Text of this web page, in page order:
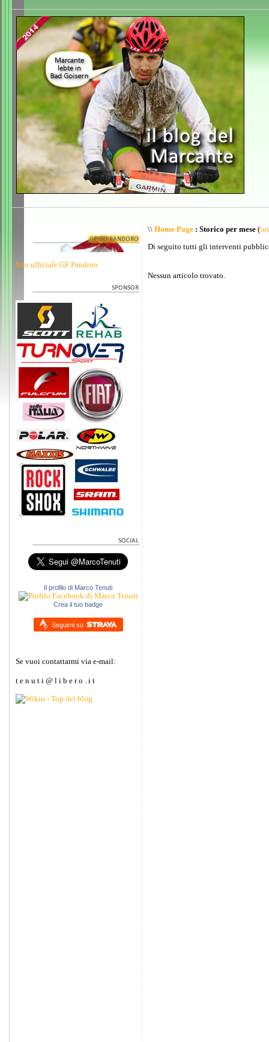
Sito ufficiale GF Pandoro
Il profilo di Marco Tenuti
Crea il tuo badge
Seguimi su
Se vuoi contattarmi via e-mail:
t e n u t i @ l i b e r o . i t
\\ Home Page : Storico per mese (
Di seguito tutti gli interventi
Nessun articolo trovato.